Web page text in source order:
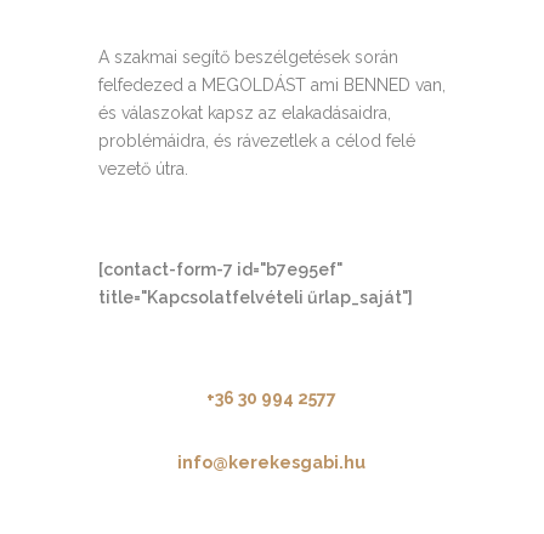
A szakmai segítő beszélgetések során
felfedezed a MEGOLDÁST ami BENNED van,
és válaszokat kapsz az elakadásaidra,
problémáidra, és rávezetlek a célod felé
vezető útra.
[contact-form-7 id="b7e95ef"
title="Kapcsolatfelvételi űrlap_saját"]
+36 30 994 2577
info@kerekesgabi.hu